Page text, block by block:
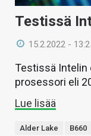
Testissä
15.2.2022 -
Testissä Intelin
prosessori eli
Lue lisää
Alder Lake B660